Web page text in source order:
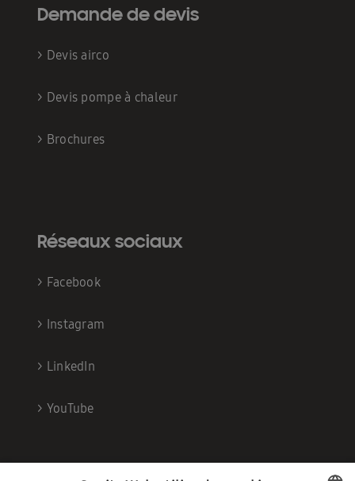
Demande de devis
> Devis airco
> Devis pompe à chaleur
> Brochures
Réseaux sociaux
> Facebook
> Instagram
> LinkedIn
> YouTube